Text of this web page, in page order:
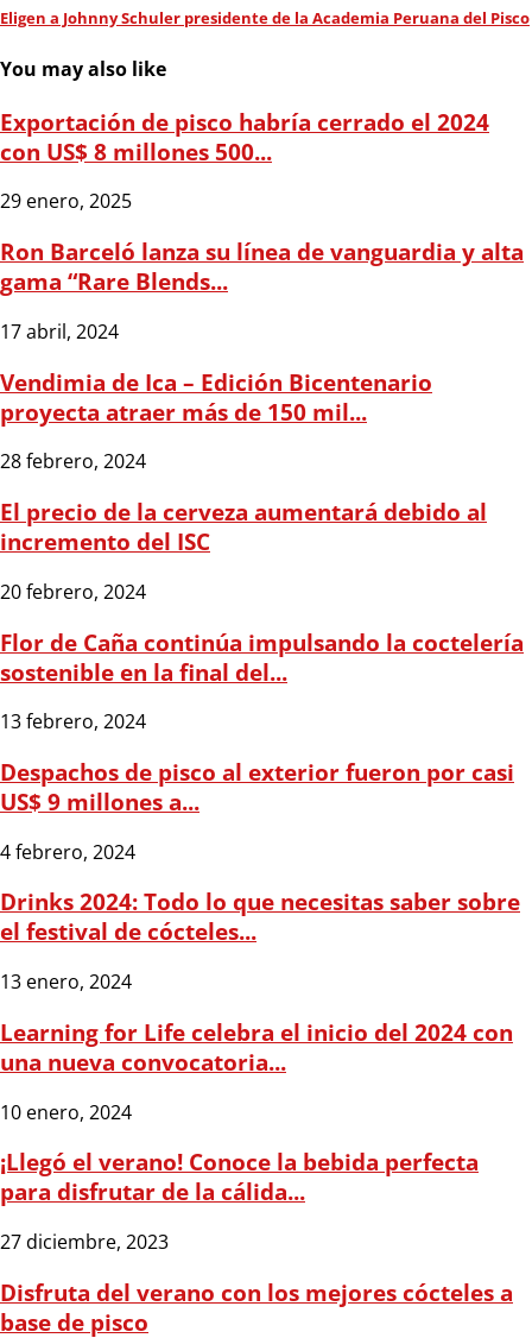
Eligen a Johnny Schuler presidente de la Academia Peruana del Pisco
You may also like
Exportación de pisco habría cerrado el 2024
con US$ 8 millones 500...
29 enero, 2025
Ron Barceló lanza su línea de vanguardia y alta
gama “Rare Blends...
17 abril, 2024
Vendimia de Ica – Edición Bicentenario
proyecta atraer más de 150 mil...
28 febrero, 2024
El precio de la cerveza aumentará debido al
incremento del ISC
20 febrero, 2024
Flor de Caña continúa impulsando la coctelería
sostenible en la final del...
13 febrero, 2024
Despachos de pisco al exterior fueron por casi
US$ 9 millones a...
4 febrero, 2024
Drinks 2024: Todo lo que necesitas saber sobre
el festival de cócteles...
13 enero, 2024
Learning for Life celebra el inicio del 2024 con
una nueva convocatoria...
10 enero, 2024
¡Llegó el verano! Conoce la bebida perfecta
para disfrutar de la cálida...
27 diciembre, 2023
Disfruta del verano con los mejores cócteles a
base de pisco